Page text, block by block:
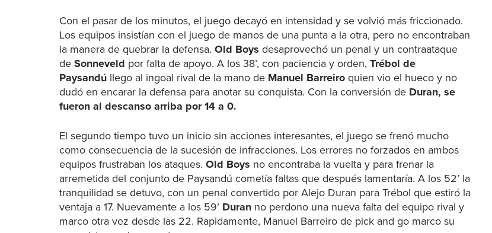
Con el pasar de los minutos, el juego decayó en intensidad y se volvió más friccionado.
Los equipos insistían con el juego de manos de una punta a la otra, pero no encontraban
la manera de quebrar la defensa. Old Boys desaprovechó un penal y un contraataque
de Sonneveld por falta de apoyo. A los 38’, con paciencia y orden, Trébol de
Paysandú llego al ingoal rival de la mano de Manuel Barreiro quien vio el hueco y no
dudó en encarar la defensa para anotar su conquista. Con la conversión de Duran, se
fueron al descanso arriba por 14 a 0.
El segundo tiempo tuvo un inicio sin acciones interesantes, el juego se frenó mucho
como consecuencia de la sucesión de infracciones. Los errores no forzados en ambos
equipos frustraban los ataques. Old Boys no encontraba la vuelta y para frenar la
arremetida del conjunto de Paysandú cometía faltas que después lamentaría. A los 52’ la
tranquilidad se detuvo, con un penal convertido por Alejo Duran para Trébol que estiró la
ventaja a 17. Nuevamente a los 59’ Duran no perdono una nueva falta del equipo rival y
marco otra vez desde las 22. Rapidamente, Manuel Barreiro de pick and go marco su